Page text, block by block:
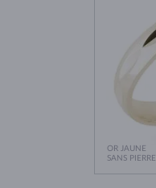
OR JAUNE
SANS PIERRE